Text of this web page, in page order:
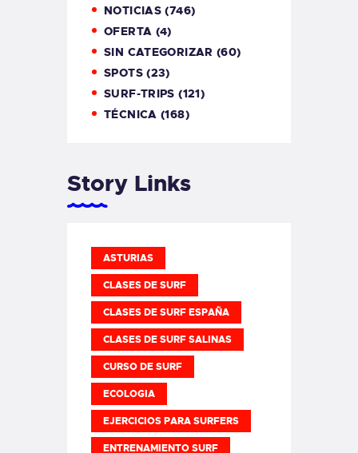
NOTICIAS (746)
OFERTA (4)
SIN CATEGORIZAR (60)
SPOTS(23)
SURF-TRIPS (121)
TÉCNICA (168)
Story Links
ASTURIAS
CLASES DE SURF
CLASES DE SURF ESPAÑA
CLASES DE SURF SALINAS
CURSO DE SURF
ECOLOGIA
EJERCICIOS PARA SURFERS
ENTRENAMIENTO SURF